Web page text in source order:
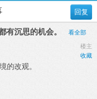
回复
有沉思的机会。 看全部
楼主
收藏
的改观。